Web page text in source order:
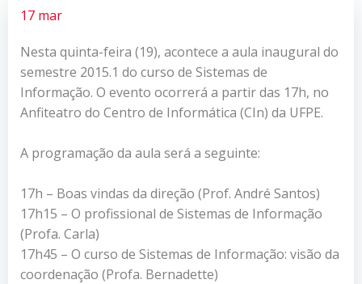
17 mar
Nesta quinta-feira (19), acontece a aula inaugural do
semestre 2015.1 do curso de Sistemas de
Informação. O evento ocorrerá a partir das 17h, no
Anfiteatro do Centro de Informática (CIn) da UFPE.
A programação da aula será a seguinte:
17h – Boas vindas da direção (Prof. André Santos)
17h15 – O profissional de Sistemas de Informação
(Profa. Carla)
17h45 – O curso de Sistemas de Informação: visão da
coordenação (Profa. Bernadette)